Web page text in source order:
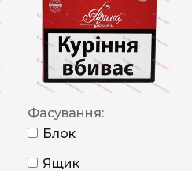
Фасування:
Блок
Ящик